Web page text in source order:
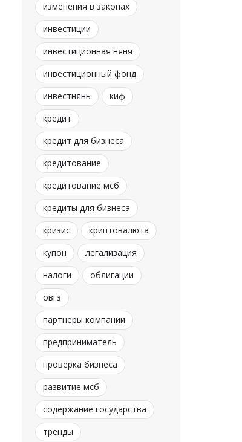
изменения в законах
инвестиции
инвестиционная няня
инвестиционный фонд
инвестнянь
киф
кредит
кредит для бизнеса
кредитование
кредитование мсб
кредиты для бизнеса
кризис
криптовалюта
купон
легализация
налоги
облигации
овгз
партнеры компании
предприниматель
проверка бизнеса
развитие мсб
содержание государства
тренды